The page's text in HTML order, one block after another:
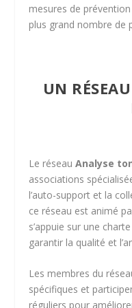
mesures de
plus grand nombre de
UN
Le réseauAnalyse
associations
l’auto-support et la
ce réseau est animé
s’appuie sur une
garantir la qualité et
Les membres du
spécifiques et
réguliers pour